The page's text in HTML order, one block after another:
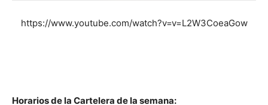
https://www.youtube.com/watch?v=v=L2W3CoeaGow
Horarios de la Cartelera de la semana: